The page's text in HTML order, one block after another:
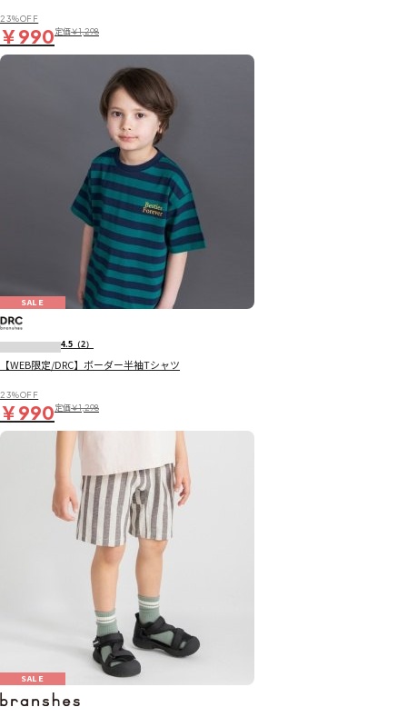
23％OFF
￥990定価￥1,298
SALE
4.5 （2）
【WEB限定/DRC】ボーダー半袖Tシャツ
23％OFF
￥990定価￥1,298
SALE